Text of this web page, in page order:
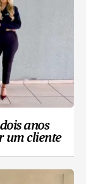
anos
um cliente